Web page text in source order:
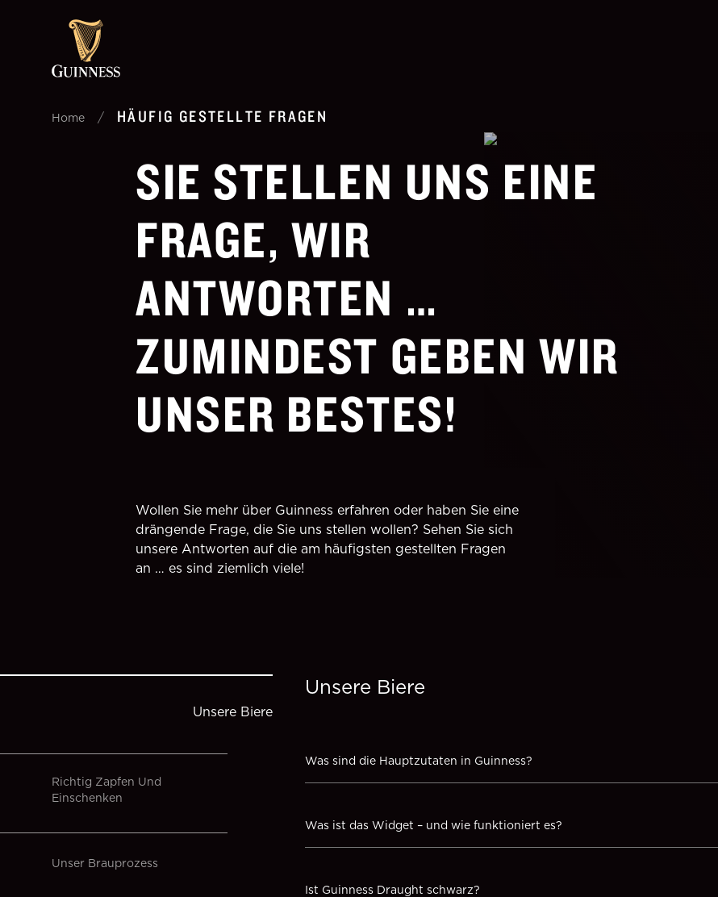
Home / HÄUFIG GESTELLTE FRAGEN
SIE STELLEN UNS EINE
FRAGE, WIR
ANTWORTEN …
ZUMINDEST GEBEN WIR
UNSER BESTES!
Wollen Sie mehr über Guinness erfahren oder haben Sie eine
drängende Frage, die Sie uns stellen wollen? Sehen Sie sich
unsere Antworten auf die am häufigsten gestellten Fragen
an … es sind ziemlich viele!
Unsere Biere
Richtig Zapfen Und
Einschenken
Unser Brauprozess
Unsere Biere
Was sind die Hauptzutaten in Guinness?
Was ist das Widget – und wie funktioniert es?
Ist Guinness Draught schwarz?